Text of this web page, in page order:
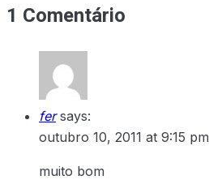
1 Comentário
fer says:
outubro 10, 2011 at 9:15 pm
muito bom